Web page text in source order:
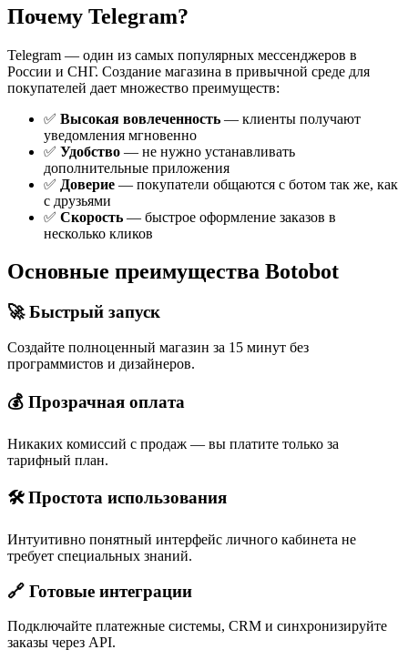
Почему Telegram?
Telegram — один из самых популярных мессенджеров в
России и СНГ. Создание магазина в привычной среде для
покупателей дает множество преимуществ:
✅ Высокая вовлеченность — клиенты получают
уведомления мгновенно
✅ Удобство — не нужно устанавливать
дополнительные приложения
✅ Доверие — покупатели общаются с ботом так же, как
с друзьями
✅ Скорость — быстрое оформление заказов в
несколько кликов
Основные преимущества Botobot
🚀 Быстрый запуск
Создайте полноценный магазин за 15 минут без
программистов и дизайнеров.
💰 Прозрачная оплата
Никаких комиссий с продаж — вы платите только за
тарифный план.
🛠 Простота использования
Интуитивно понятный интерфейс личного кабинета не
требует специальных знаний.
🔗 Готовые интеграции
Подключайте платежные системы, CRM и синхронизируйте
заказы через API.